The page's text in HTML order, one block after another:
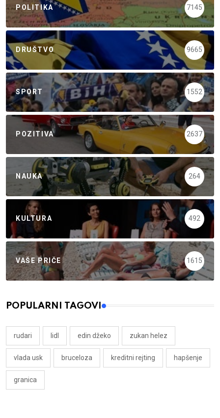
POLITIKA 7145
DRUŠTVO 9665
SPORT 1552
POZITIVA 2637
NAUKA 264
KULTURA 492
VAŠE PRIČE 1615
POPULARNI TAGOVI
rudari lidl edin džeko zukan helez
vlada usk bruceloza kreditni rejting hapšenje
granica